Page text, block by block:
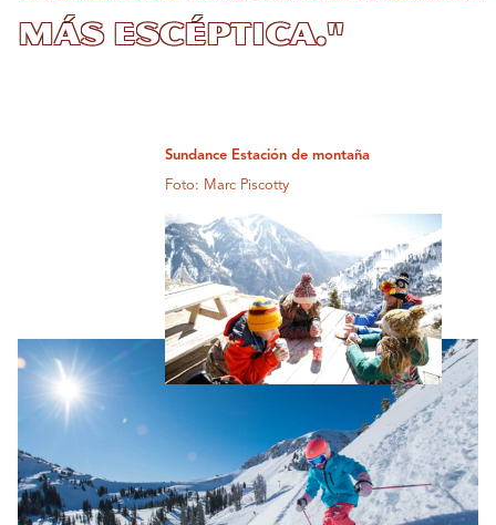
más escéptica."
Sundance Estación de montaña
Foto: Marc Piscotty